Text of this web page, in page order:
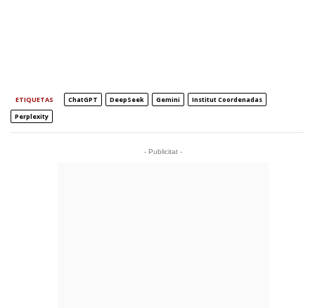
ETIQUETAS ChatGPT DeepSeek Gemini
Institut Coordenadas
Perplexity
- Publicitat -